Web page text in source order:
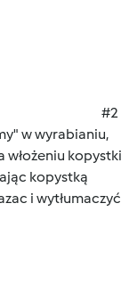
#2
w wyrabianiu,
włożeniu kopystki
kopystką
i wytłumaczyć